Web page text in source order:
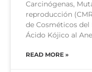
Carcinógenas,
reproducción
de Cosméticos del
Ácido Kójico al
READ MORE »